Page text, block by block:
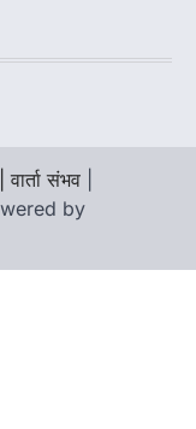
संभव
by